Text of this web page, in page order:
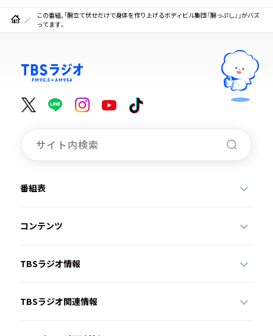
この番組、「腕立て伏せだけで身体を作り上げるボディビル集団『腕っぷし』」がバズ
ってます。
番組表
コンテンツ
TBSラジオ情報
TBSラジオ関連情報